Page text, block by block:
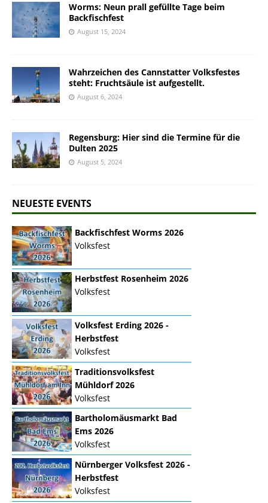
Worms: Neun prall gefüllte Tage beim
Backfischfest
August 15, 2024
Wahrzeichen des Cannstatter Volksfestes
steht: Fruchtsäule ist aufgestellt.
August 6, 2024
Regensburg: Hier sind die Termine für die
Dulten 2025
August 5, 2024
NEUESTE EVENTS
Backfischfest Worms 2026
Volksfest
Herbstfest Rosenheim 2026
Volksfest
Volksfest Erding 2026 -
Herbstfest
Volksfest
Traditionsvolksfest
Mühldorf 2026
Volksfest
Bartholomäusmarkt Bad
Ems 2026
Volksfest
Nürnberger Volksfest 2026 -
Herbstfest
Volksfest